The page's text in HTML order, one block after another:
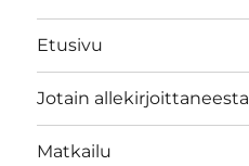
Etusivu
Jotain allekirjoittaneesta
Matkailu